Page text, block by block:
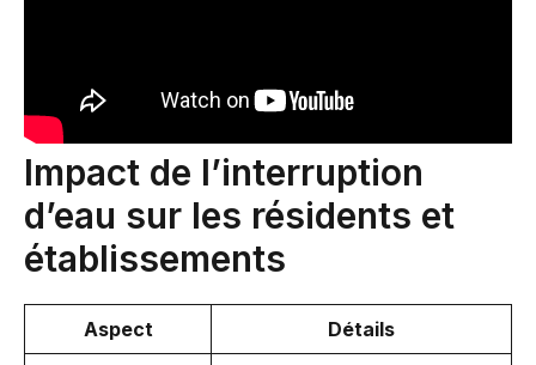
Impact de l’interruption
d’eau sur les résidents et
établissements
Aspect Détails